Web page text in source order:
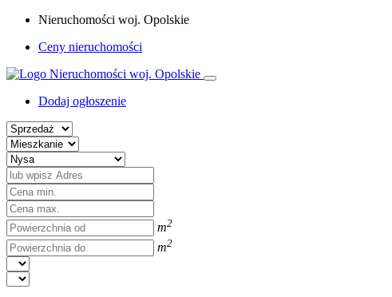
Nieruchomości woj. Opolskie
Ceny nieruchomości
Dodaj ogłoszenie
m2
m2